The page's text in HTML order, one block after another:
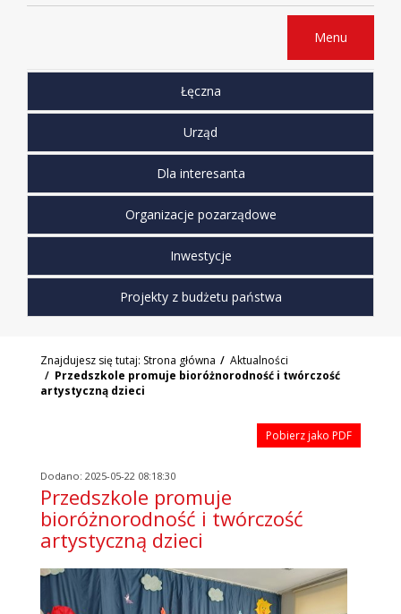
Menu
Łęczna
Urząd
Dla interesanta
Organizacje pozarządowe
Inwestycje
Projekty z budżetu państwa
Znajdujesz się tutaj: Strona główna
Aktualności
Przedszkole promuje bioróżnorodność i twórczość
artystyczną dzieci
Pobierz jako PDF
Dodano: 2025-05-22 08:18:30
Przedszkole promuje
bioróżnorodność i twórczość
artystyczną dzieci